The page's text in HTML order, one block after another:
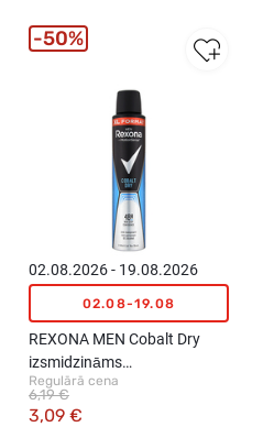
02.08.2026 - 19.08.2026
02.08-19.08
REXONA MEN Cobalt Dry
izsmidzināms
antiperspirants, 200ml
Regulārā cena
3,09 €
6,19 €
50%